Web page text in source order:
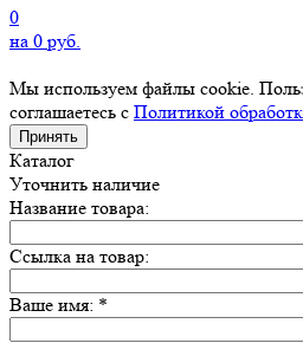
0
на 0 руб.
Мы используем файлы cookie.
соглашаетесь с Политикой
Принять
Каталог
Уточнить наличие
Название товара:
Ссылка на товар:
Ваше имя: *